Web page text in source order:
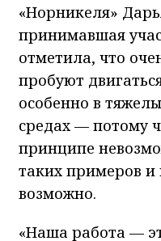
«Норникеля»
принимавшая
отметила, что
пробуют
особенно в
средах — потому
принципе
таких примеров и
возможно.
«Наша работа —